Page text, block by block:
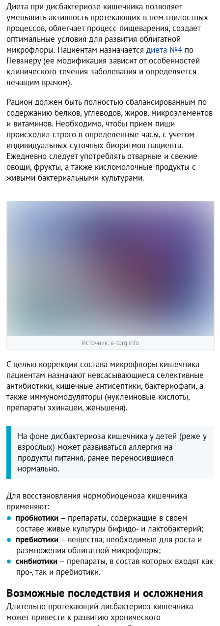
Диета при дисбактериозе кишечника позволяет
уменьшить активность протекающих в нем гнилостных
процессов, облегчает процесс пищеварения, создает
оптимальные условия для развития облигатной
микрофлоры. Пациентам назначаетсядиета №4 по
Певзнеру (ее модификация зависит от особенностей
клинического течения заболевания и определяется
лечащим врачом).
Рацион должен быть полностью сбалансированным по
содержанию белков, углеводов, жиров, микроэлементов
и витаминов. Необходимо, чтобы прием пищи
происходил строго в определенные часы, с учетом
индивидуальных суточных биоритмов пациента.
Ежедневно следует употреблять отварные и свежие
овощи, фрукты, а также кисломолочные продукты с
живыми бактериальными культурами.
Источник: e-torg.info
С целью коррекции состава микрофлоры кишечника
пациентам назначают невсасывающиеся селективные
антибиотики, кишечные антисептики, бактериофаги, а
также иммуномодуляторы (нуклеиновые кислоты,
препараты эхинацеи, женьшеня).
На фоне дисбактериоза кишечника у детей (реже у
взрослых) может развиваться аллергия на
продукты питания, ранее переносившиеся
нормально.
Для восстановления нормобиоценоза кишечника
применяют:
пробиотики – препараты, содержащие в своем
составе живые культуры бифидо- и лактобактерий;
пребиотики – вещества, необходимые для роста и
размножения облигатной микрофлоры;
синбиотики – препараты, в состав которых входят как
про-, так и пребиотики.
Возможные последствия и осложнения
Длительно протекающий дисбактериоз кишечника
может привести к развитию хронического